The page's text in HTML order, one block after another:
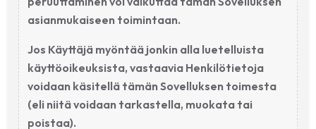
asianmukaiseen toimintaan.
Jos Käyttäjä myöntää jonkin alla luetelluista
käyttöoikeuksista, vastaavia Henkilötietoja
voidaan käsitellä tämän Sovelluksen toimesta
(eli niitä voidaan tarkastella, muokata tai
poistaa).